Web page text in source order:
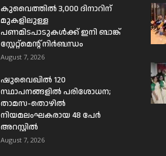
കുവൈത്തിൽ 3,000 ദിനാറിന്
മുകളിലുള്ള
പണമിടപാടുകൾക്ക് ഇനി ബാങ്ക്
സ്റ്റേറ്റ്മെന്റ് നിർബന്ധം
August 7, 2026
ഷുവൈഖിൽ 120
സ്ഥാപനങ്ങളിൽ പരിശോധന;
താമസ-തൊഴിൽ
നിയമലംഘകരായ 48 പേർ
അറസ്റ്റിൽ
August 7, 2026